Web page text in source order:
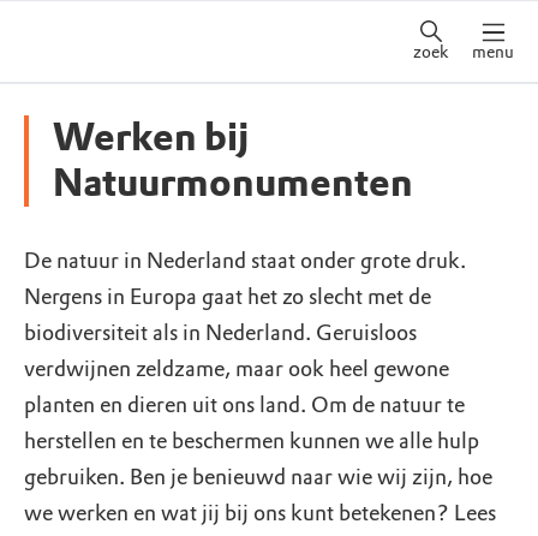
zoek menu
Werken bij
Natuurmonumenten
De natuur in Nederland staat onder grote druk.
Nergens in Europa gaat het zo slecht met de
biodiversiteit als in Nederland. Geruisloos
verdwijnen zeldzame, maar ook heel gewone
planten en dieren uit ons land. Om de natuur te
herstellen en te beschermen kunnen we alle hulp
gebruiken. Ben je benieuwd naar wie wij zijn, hoe
we werken en wat jij bij ons kunt betekenen? Lees